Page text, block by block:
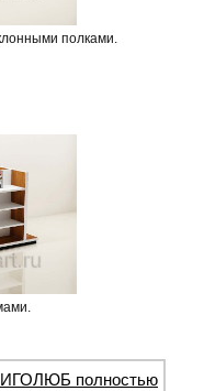
полками.
полностью